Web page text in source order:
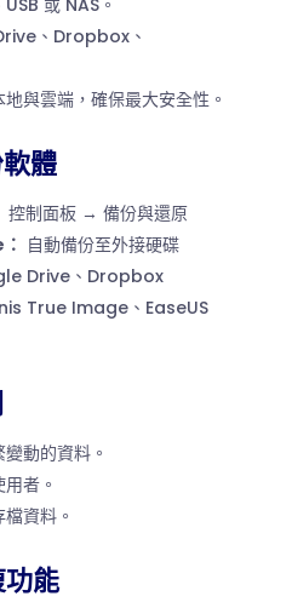
、Dropbox、
與雲端，確保最大安全性。
體
控制面板 → 備份與還原
自動備份至外接硬碟
Drive、Dropbox
True Image、EaseUS
動的資料。
者。
資料。
能